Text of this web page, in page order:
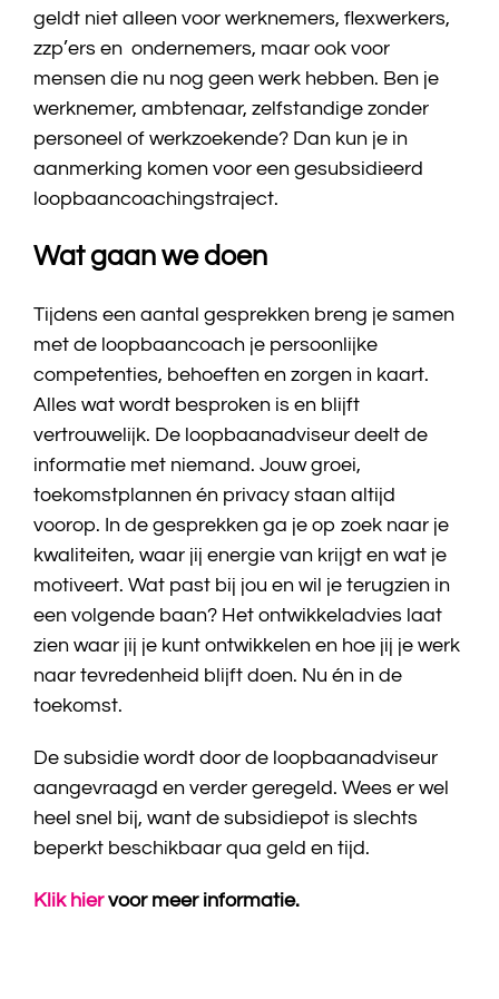
geldt niet alleen voor werknemers, flexwerkers,
zzp’ers en ondernemers, maar ook voor
mensen die nu nog geen werk hebben. Ben je
werknemer, ambtenaar, zelfstandige zonder
personeel of werkzoekende? Dan kun je in
aanmerking komen voor een gesubsidieerd
loopbaancoachingstraject.
Wat gaan we doen
Tijdens een aantal gesprekken breng je samen
met de loopbaancoach je persoonlijke
competenties, behoeften en zorgen in kaart.
Alles wat wordt besproken is en blijft
vertrouwelijk. De loopbaanadviseur deelt de
informatie met niemand. Jouw groei,
toekomstplannen én privacy staan altijd
voorop. In de gesprekken ga je op zoek naar je
kwaliteiten, waar jij energie van krijgt en wat je
motiveert. Wat past bij jou en wil je terugzien in
een volgende baan? Het ontwikkeladvies laat
zien waar jij je kunt ontwikkelen en hoe jij je werk
naar tevredenheid blijft doen. Nu én in de
toekomst.
De subsidie wordt door de loopbaanadviseur
aangevraagd en verder geregeld. Wees er wel
heel snel bij, want de subsidiepot is slechts
beperkt beschikbaar qua geld en tijd.
Klik hiervoor meer informatie.